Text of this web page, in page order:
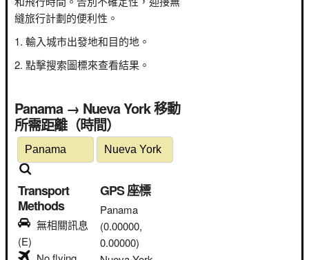
縫旅行計劃的便利性。
輸入城市出發地和目的地。
點擊搜索圖標來查看結果。
Panama → Nueva York 移動
所需距離（時間）
Transport
Methods
無相關訊息
(E)
GPS 座標
Panama
(0.00000,
0.00000)